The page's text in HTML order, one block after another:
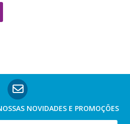
NOVIDADES E PROMOÇÕES